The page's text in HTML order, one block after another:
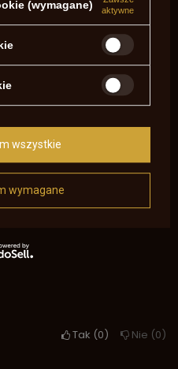
0
Tak 0 Nie 0
(wymagane)
aktywne
wymagane
wszystkie